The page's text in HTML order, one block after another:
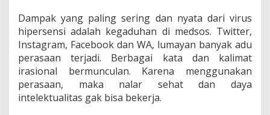
Dampak yang paling sering dan nyata dari virus
hipersensi adalah kegaduhan di medsos. Twitter,
Instagram, Facebook dan WA, lumayan banyak adu
perasaan terjadi. Berbagai kata dan kalimat
irasional bermunculan. Karena menggunakan
perasaan, maka nalar sehat dan daya
intelektualitas gak bisa bekerja.